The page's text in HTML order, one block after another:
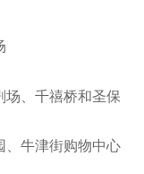
场、千禧桥和圣保
、牛津街购物中心